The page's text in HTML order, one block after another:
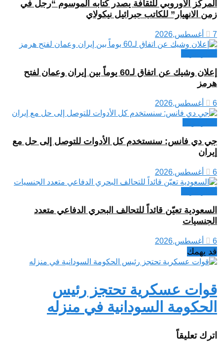
المركز الأوروبي للثقافة يصدر كتابه الموسوم “رجل في
زمن الانهيار” للكاتب جبرائيل نيكولاي
7 أغسطس,2026
إعلان وشيك عن اتفاق لـ60 يوماً بين إيران وعمان لفتح
هرمز
6 أغسطس,2026
جي دي فانس: سنستخدم كل الأدوات للتوصل إلى حل مع
إيران
6 أغسطس,2026
السعودية تعيّن قائداً للتحالف البحري الدفاعي متعدد
الجنسيات
6 أغسطس,2026
قد يهمك
قوات عسكرية تحتجز رئيس
الحكومة السودانية في منزله
اترك تعليقاً